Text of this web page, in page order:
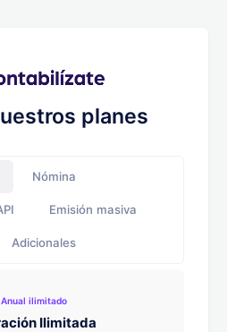
planes
Nómina
Emisión masiva
Adicionales
Anual ilimitado
Ilimitada